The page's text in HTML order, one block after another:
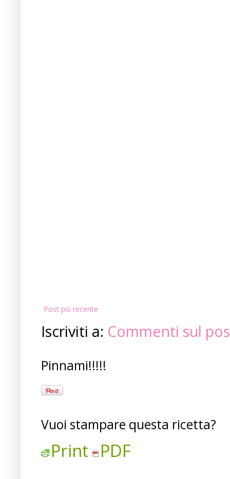
Post più recente
Iscriviti a: Commenti sul
Pinnami!!!!!
Vuoi stampare questa ricetta?
Print PDF